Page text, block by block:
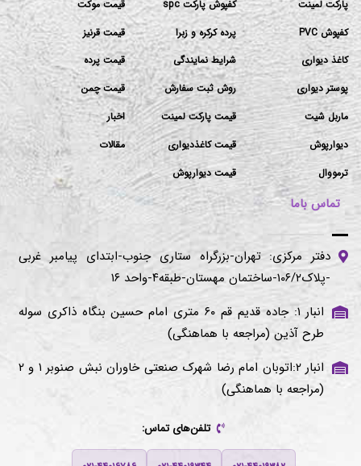
پارکت لمینت
کفپوش PVC
کاغذ دیواری
پوستر دیواری
ماربل شیت
دیوارپوش
ترمووال
کفپوش پارکت spc
پرده کرکره و زبرا
شرایط نمایندگی
روش ثبت سفارش
قیمت پارکت لمینت
قیمت کاغذدیواری
قیمت دیوارپوش
قیمت موکت
قیمت قرنیز
قیمت پرده
قیمت چمن
اخبار
مقالات
تماس باما
دفتر مرکزی: تهران-بزرگراه ستاری جنوب-ابتدای پیامبر غربی
-پلاک۱۰۶/۲-ساختمان مهستان-طبقه۴-واحد ۱۶
انبار ۱: جاده قدیم قم ۶۰ متری امام حسین بنگاه ذاکری سوله
طرح آذین (مراجعه با هماهنگی)
انبار ۲:اتوبان امام رضا شهرک صنعتی خاوران نبش صنوبر ۱ و ۲
(مراجعه با هماهنگی)
تلفن‌های تماس: